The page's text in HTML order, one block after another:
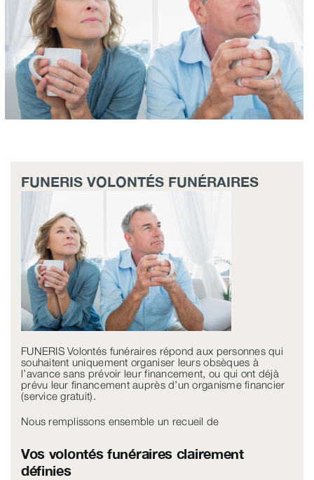
FUNERIS VOLONTÉS FUNÉRAIRES
FUNERIS Volontés funéraires répond aux personnes qui
souhaitent uniquement organiser leurs obsèques à
l’avance sans prévoir leur financement, ou qui ont déjà
prévu leur financement auprès d’un organisme financier
(service gratuit).
Nous remplissons ensemble un recueil de
Vos volontés funéraires clairement
définies